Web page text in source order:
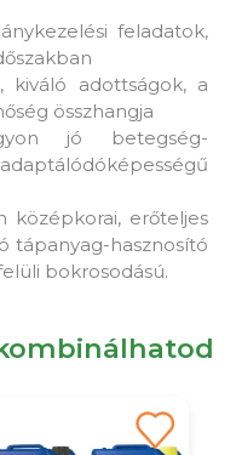
feladatok,
kiváló adottságok, a
összhangja
jó betegség-
középkorai, erőteljes
tápanyag-hasznosító
bokrosodású.